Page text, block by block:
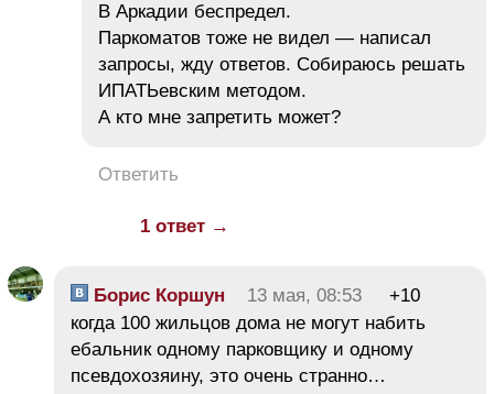
В Аркадии беспредел.
Паркоматов тоже не видел — написал
запросы, жду ответов. Собираюсь решать
ИПАТЬевским методом.
А кто мне запретить может?
Ответить
1 ответ →
Борис Коршун 13 мая, 08:53
+10
когда 100 жильцов дома не могут набить
ебальник одному парковщику и одному
псевдохозяину, это очень странно…